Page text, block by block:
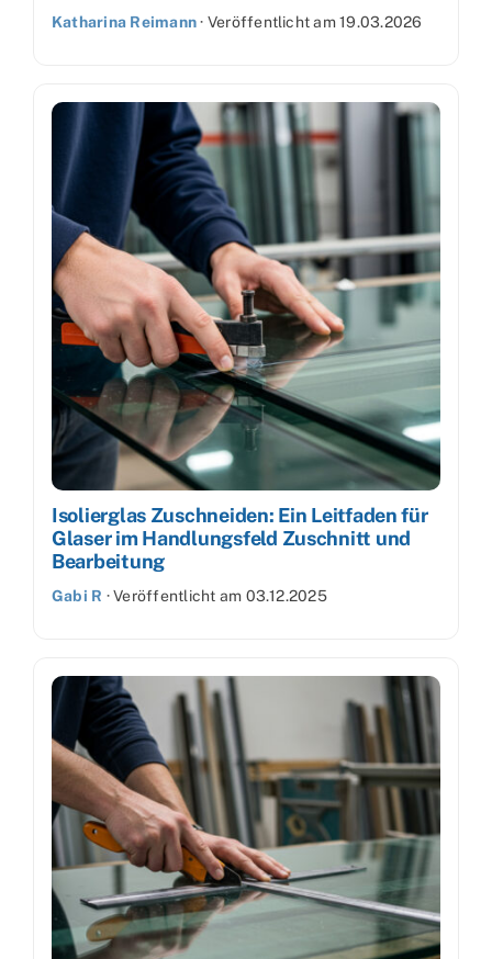
Katharina Reimann· Veröffentlicht am19.03.2026
Isolierglas Zuschneiden: Ein Leitfaden für
Glaser im Handlungsfeld Zuschnitt und
Bearbeitung
Gabi R ·Veröffentlicht am 03.12.2025